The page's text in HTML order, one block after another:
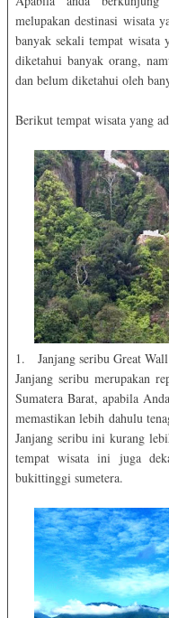
melupakan destinasi wisata
banyak sekali tempat wisata
diketahui banyak orang,
dan belum diketahui oleh
Berikut tempat wisata yang
1. Janjang seribu Great
Janjang seribu merupakan
Sumatera Barat, apabila
memastikan lebih dahulu
Janjang seribu ini kurang
tempat wisata ini juga
bukittinggi sumetera.